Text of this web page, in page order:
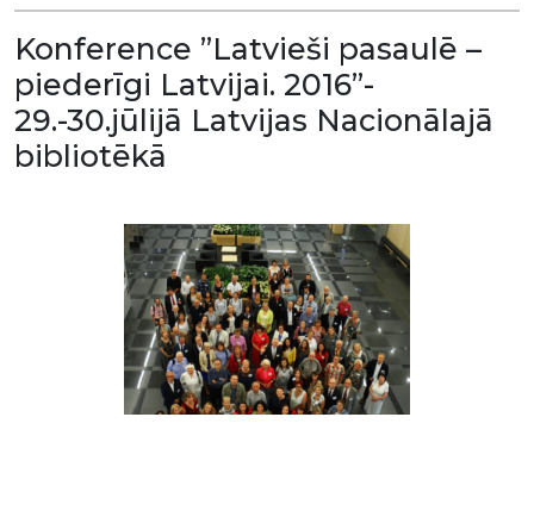
Konference ”Latvieši pasaulē –
piederīgi Latvijai. 2016”-
29.-30.jūlijā Latvijas Nacionālajā
bibliotēkā